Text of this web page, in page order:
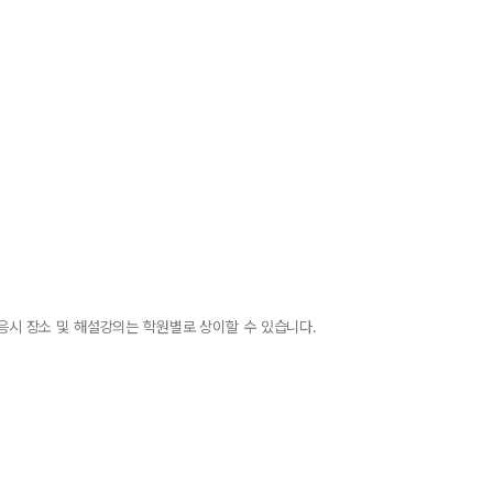
시 장소 및 해설강의는 학원별로 상이할 수 있습니다.